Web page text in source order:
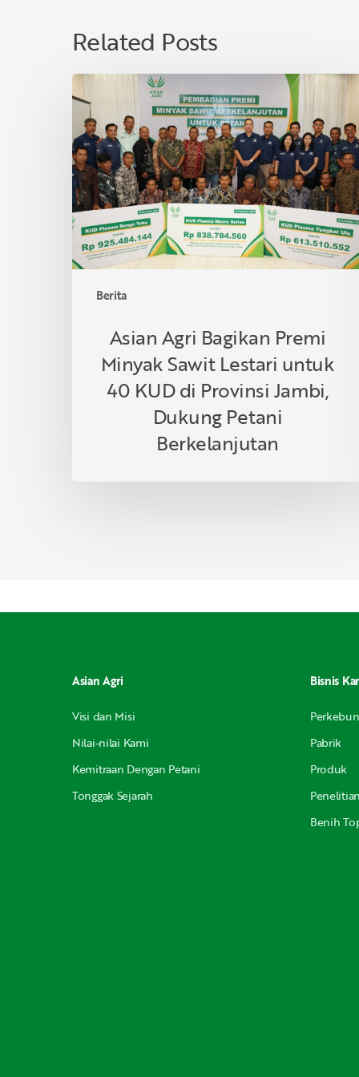
Related Posts
Berita
Asian
Agri
Bagikan
Premi
Minyak
Sawit
Lestari
untuk
40
KUD
Provinsi
Dukung
Petani
Berkelanjutan
Asian Agri Bagikan Premi
Minyak Sawit Lestari untuk
40 KUD di Provinsi Jambi,
Dukung Petani
Berkelanjutan
Asian Agri
Visi dan Misi
Nilai-nilai Kami
Kemitraan Dengan Petani
Tonggak Sejarah
Bisnis
Pabrik
Produk
Benih